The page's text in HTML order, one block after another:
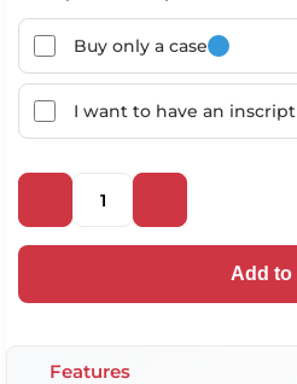
Buy only a case
I want to have an
Add to
Features